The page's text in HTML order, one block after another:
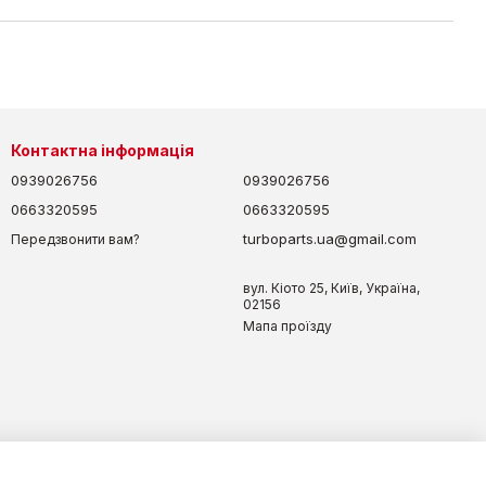
Контактна інформація
0939026756
0663320595
Передзвонити вам?
0939026756
0663320595
turboparts.ua@gmail.com
вул. Кіото 25, Київ, Україна,
02156
Мапа проїзду